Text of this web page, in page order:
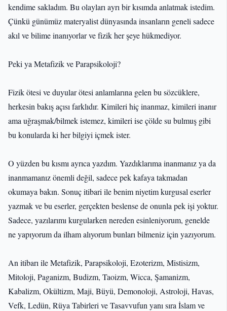
kendime sakladım. Bu olayları ayrı bir kısımda anlatmak istedim.
Çünkü günümüz materyalist dünyasında insanların geneli sadece
akıl ve bilime inanıyorlar ve fizik her şeye hükmediyor.
Peki ya Metafizik ve Parapsikoloji?
Fizik ötesi ve duyular ötesi anlamlarına gelen bu sözcüklere,
herkesin bakış açısı farklıdır. Kimileri hiç inanmaz, kimileri inanır
ama uğraşmak/bilmek istemez, kimileri ise çölde su bulmuş gibi
bu konularda ki her bilgiyi içmek ister.
O yüzden bu kısmı ayrıca yazdım. Yazdıklarıma inanmanız ya da
inanmamanız önemli değil, sadece pek kafaya takmadan
okumaya bakın. Sonuç itibari ile benim niyetim kurgusal eserler
yazmak ve bu eserler, gerçekten beslense de onunla pek işi yoktur.
Sadece, yazılarımı kurgularken nereden esinleniyorum, genelde
ne yapıyorum da ilham alıyorum bunları bilmeniz için yazıyorum.
An itibarı ile Metafizik, Parapsikoloji, Ezoterizm, Mistisizm,
Mitoloji, Paganizm, Budizm, Taoizm, Wicca, Şamanizm,
Kabalizm, Okültizm, Maji, Büyü, Demonoloji, Astroloji, Havas,
Vefk, Ledün, Rüya Tabirleri ve Tasavvufun yanı sıra İslam ve